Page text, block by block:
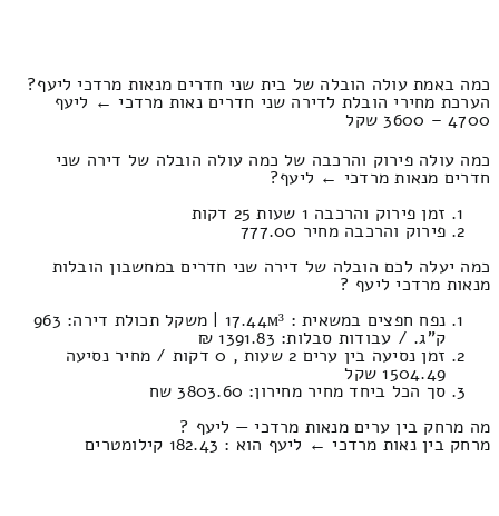
כמה באמת עולה הובלה של בית שני חדרים מנאות מרדכי ליעף?
הערכת מחירי הובלת לדירה שני חדרים נאות מרדכי ← ליעף
4700 – 3600 שקל
כמה עולה פירוק והרכבה של כמה עולה הובלה של דירה שני
חדרים מנאות מרדכי ← ליעף?
זמן פירוק והרכבה 1 שעות 25 דקות
פירוק והרכבה מחיר 777.00
כמה יעלה לכם הובלה של דירה שני חדרים במחשבון הובלות
מנאות מרדכי ליעף ?
נפח חפצים במשאית : 17.44м³ | משקל תכולת דירה: 963
ק”ג. / עבודות סבלות: 1391.83 ₪
זמן נסיעה בין ערים 2 שעות , 0 דקות / מחיר נסיעה
1504.49 שקל
סך הכל ביחד מחיר מחירון: 3803.60 שח
מה מרחק בין ערים מנאות מרדכי — ליעף ?
מרחק בין נאות מרדכי ← ליעף הוא : 182.43 קילומטרים